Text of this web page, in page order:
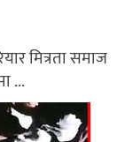
मित्रता समाज
...